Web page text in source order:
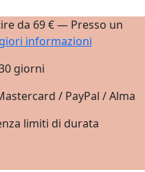
da 69 € — Presso un
informazioni
giorni
/ PayPal / Alma
limiti di durata